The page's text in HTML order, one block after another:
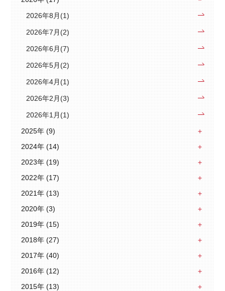
2026年8月(1)
2026年7月(2)
2026年6月(7)
2026年5月(2)
2026年4月(1)
2026年2月(3)
2026年1月(1)
2025年 (9)
2024年 (14)
2023年 (19)
2022年 (17)
2021年 (13)
2020年 (3)
2019年 (15)
2018年 (27)
2017年 (40)
2016年 (12)
2015年 (13)